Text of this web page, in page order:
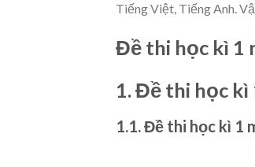
Tiếng Việt, Tiếng Anh.
Đề thi học kì 1
1. Đề thi học
1.1. Đề thi học kì 1